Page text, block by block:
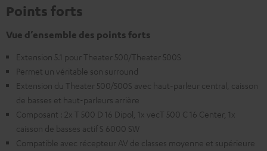
Points forts
Vue d’ensemble des points forts
Extension 5.1 pour Theater 500/Theater 500S
Permet un véritable son surround
Extension du Theater 500/500S avec haut-parleur central, caisson
de basses et haut-parleurs arrière
Composant : 2x T 500 D 16 Dipol, 1x vecT 500 C 16 Center, 1x
caisson de basses actif S 6000 SW
Compatible avec récepteur AV de classes moyenne et supérieure